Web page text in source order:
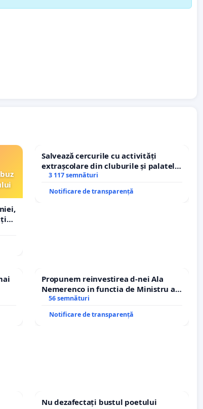
Salvează cercurile cu activități
extrașcolare din cluburile și palatele
copiilor
3 117 semnături
Notificare de transparență
Propunem reinvestirea d-nei Ala
Nemerenco in functia de Ministru al
Sanatatii
56 semnături
Notificare de transparență
Nu dezafectați bustul poetului